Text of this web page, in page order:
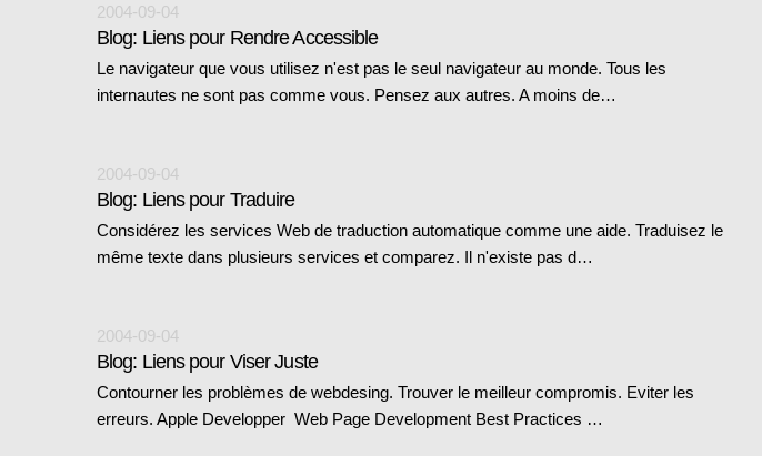
2004-09-04
Blog: Liens pour Rendre Accessible
Le navigateur que vous utilisez n'est pas le seul navigateur au monde. Tous les
internautes ne sont pas comme vous. Pensez aux autres. A moins de…
2004-09-04
Blog: Liens pour Traduire
Considérez les services Web de traduction automatique comme une aide. Traduisez le
même texte dans plusieurs services et comparez. Il n'existe pas d…
2004-09-04
Blog: Liens pour Viser Juste
Contourner les problèmes de webdesing. Trouver le meilleur compromis. Eviter les
erreurs. Apple Developper Web Page Development Best Practices …